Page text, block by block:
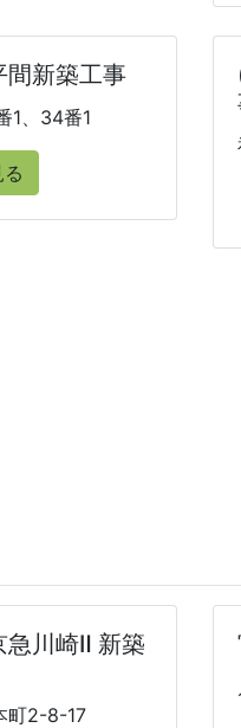
間新築工事
1、34番1
川崎Ⅱ 新築
町2-8-17